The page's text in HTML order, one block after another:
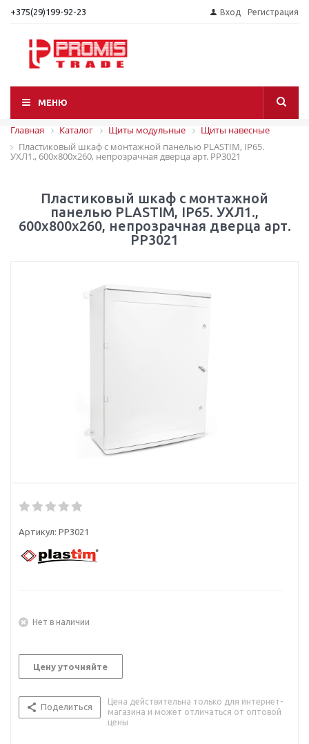
+375(29)199-92-23 Вход Регистрация
МЕНЮ
Главная Каталог Щиты модульные
Щиты навесные
Пластиковый шкаф с монтажной панелью PLASTIM, IP65.
УХЛ1., 600х800х260, непрозрачная дверца арт. PP3021
Пластиковый шкаф с монтажной
панелью PLASTIM, IP65. УХЛ1.,
600х800х260, непрозрачная дверца арт.
PP3021
Артикул: PP3021
Нет в наличии
Цену уточняйте
Поделиться
Цена действительна только для интернет-
магазина и может отличаться от оптовой
цены